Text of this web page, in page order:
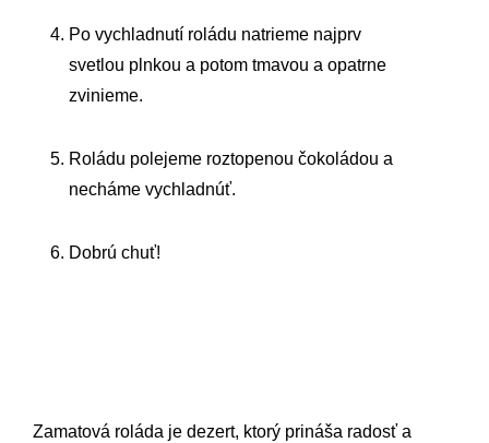
Po vychladnutí roládu natrieme najprv
svetlou plnkou a potom tmavou a opatrne
zvinieme.
Roládu polejeme roztopenou čokoládou a
necháme vychladnúť.
Dobrú chuť!
Zamatová roláda je dezert, ktorý prináša radosť a